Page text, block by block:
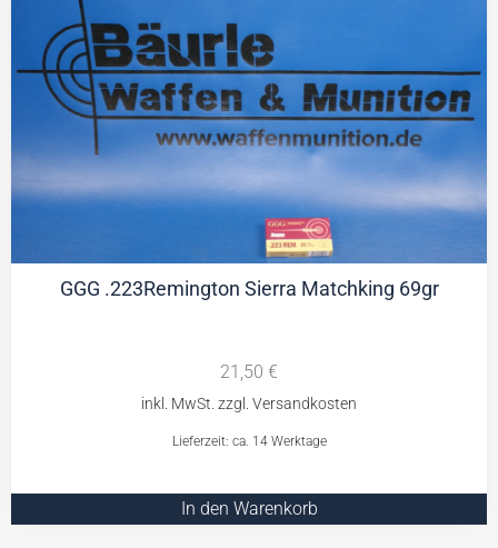
GGG .223Remington Sierra Matchking 69gr
21,50 €
Lieferzeit: ca. 14 Werktage
In den Warenkorb